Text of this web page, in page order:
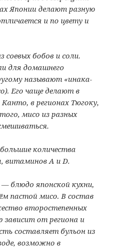
Японии делают разную
и по цвету и
соевых бобов и соли.
для домашнего
называют «инака-
Его чаще делают в
в регионах Тюгоку,
мисо из разных
количества
витаминов A и D.
блюдо японской кухни,
пастой мисо. В состав
второстепенных
зависит от региона и
составляет бульон из
возможно в